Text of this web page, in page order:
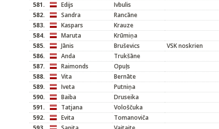
581.
Edijs
Ivbulis
582.
Sandra
Rancāne
583.
Kaspars
Krauze
584.
Maruta
Krūmiņa
585.
Jānis Bruševics
VSK noskrien
586.
Anda
Trukšāne
587.
Raimonds
Opuļs
588.
Vita
Bernāte
589.
Iveta
Putniņa
590.
Baiba
Druseika
591.
Tatjana
Vološčuka
592.
Evita
Tomanoviča